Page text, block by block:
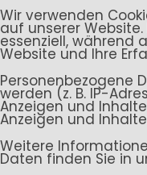
Wir verwenden
auf unserer
essenziell, während
Website und Ihre
Personenbezogene
werden (z. B. IP-
Anzeigen und
Anzeigen und
Weitere
Daten finden Sie in